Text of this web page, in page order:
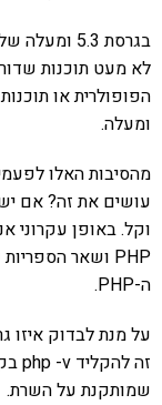
ומעלה.
עושים את זה? אם
וקל. באופן עקרוני
ה-PHP.
שמותקנת על השרת.